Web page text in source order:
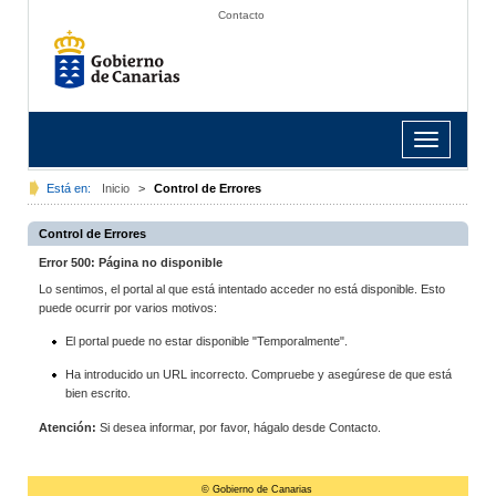
Contacto
Toggle
navigation
Está en: Inicio > Control de Errores
Control de Errores
Error 500: Página no disponible
Lo sentimos, el portal al que está intentado acceder no está disponible. Esto
puede ocurrir por varios motivos:
El portal puede no estar disponible "Temporalmente".
Ha introducido un URL incorrecto. Compruebe y asegúrese de que está
bien escrito.
Atención: Si desea informar, por favor, hágalo desde Contacto.
© Gobierno de Canarias